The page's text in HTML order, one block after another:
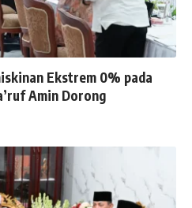
Ekstrem 0% pada
Amin Dorong